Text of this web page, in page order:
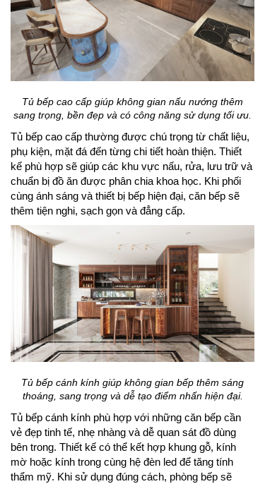
Tủ bếp cao cấp giúp không gian nấu nướng thêm
sang trọng, bền đẹp và có công năng sử dụng tối ưu.
Tủ bếp cao cấp thường được chú trọng từ chất liệu,
phụ kiện, mặt đá đến từng chi tiết hoàn thiện. Thiết
kế phù hợp sẽ giúp các khu vực nấu, rửa, lưu trữ và
chuẩn bị đồ ăn được phân chia khoa học. Khi phối
cùng ánh sáng và thiết bị bếp hiện đại, căn bếp sẽ
thêm tiện nghi, sạch gọn và đẳng cấp.
Tủ bếp cánh kính giúp không gian bếp thêm sáng
thoáng, sang trọng và dễ tạo điểm nhấn hiện đại.
Tủ bếp cánh kính phù hợp với những căn bếp cần
vẻ đẹp tinh tế, nhẹ nhàng và dễ quan sát đồ dùng
bên trong. Thiết kế có thể kết hợp khung gỗ, kính
mờ hoặc kính trong cùng hệ đèn led để tăng tính
thẩm mỹ. Khi sử dụng đúng cách, phòng bếp sẽ